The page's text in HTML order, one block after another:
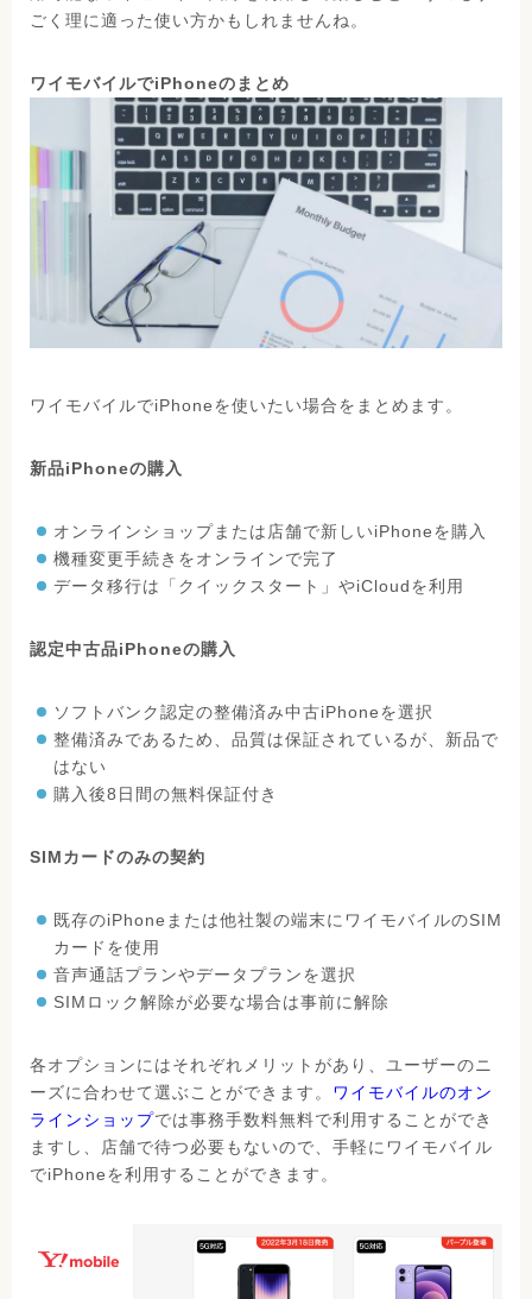
ごく理に適った使い方かもしれませんね。
ワイモバイルでiPhoneのまとめ
ワイモバイルでiPhoneを使いたい場合をまとめます。
新品iPhoneの購入
オンラインショップまたは店舗で新しいiPhoneを購入
機種変更手続きをオンラインで完了
データ移行は「クイックスタート」やiCloudを利用
認定中古品iPhoneの購入
ソフトバンク認定の整備済み中古iPhoneを選択
整備済みであるため、品質は保証されているが、新品で
はない
購入後8日間の無料保証付き
SIMカードのみの契約
既存のiPhoneまたは他社製の端末にワイモバイルのSIM
カードを使用
音声通話プランやデータプランを選択
SIMロック解除が必要な場合は事前に解除
各オプションにはそれぞれメリットがあり、ユーザーのニ
ーズに合わせて選ぶことができます。 ワイモバイルのオン
ラインショップでは事務手数料無料で利用することができ
ますし、店舗で待つ必要もないので、手軽にワイモバイル
でiPhoneを利用することができます。